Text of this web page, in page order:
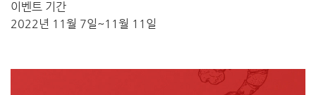
이벤트 기간
2022년 11월 7일~11월 11일